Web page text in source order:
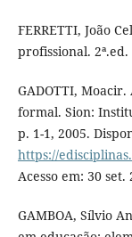
FERRETTI, João
profissional. 2ª.ed.
GADOTTI,
formal. Sion:
p. 1-1, 2005.
https://
Acesso em: 30 set.
GAMBOA, Sílvio